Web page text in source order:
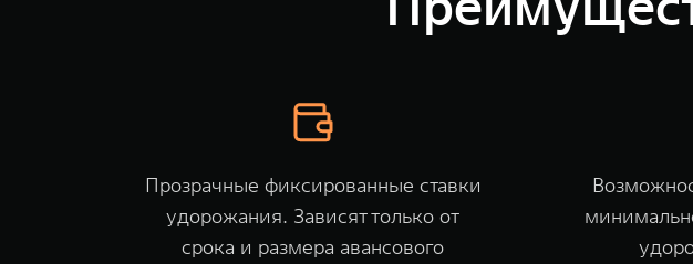
Прозрачные фиксированные ставки
удорожания. Зависят только от
срока и размера авансового